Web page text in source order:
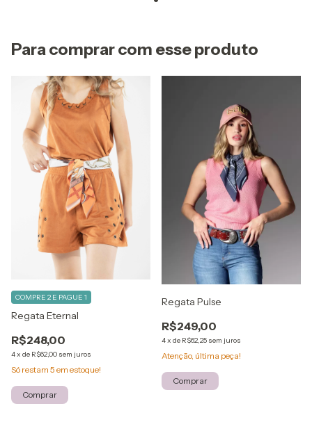
Para comprar com esse produto
Regata Eternal
R$248,00
4x de R$62,00 sem juros
COMPRE 2 E PAGUE 1
Só restam 5 em estoque!
Comprar
Regata Pulse
R$249,00
4x de R$62,25 sem juros
Atenção, última peça!
Comprar